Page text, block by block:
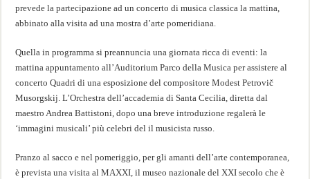
prevede la partecipazione ad un concerto di musica classica la mattina,
abbinato alla visita ad una mostra d’arte pomeridiana.
Quella in programma si preannuncia una giornata ricca di eventi: la
mattina appuntamento all’Auditorium Parco della Musica per assistere al
concerto Quadri di una esposizione del compositore Modest Petrovič
Musorgskij. L’Orchestra dell’accademia di Santa Cecilia, diretta dal
maestro Andrea Battistoni, dopo una breve introduzione regalerà le
‘immagini musicali’ più celebri del il musicista russo.
Pranzo al sacco e nel pomeriggio, per gli amanti dell’arte contemporanea,
è prevista una visita al MAXXI, il museo nazionale del XXI secolo che è